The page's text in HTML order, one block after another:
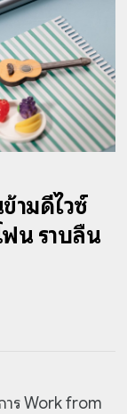
ามดีไวซ์
น ราบลื่น
าร Work from